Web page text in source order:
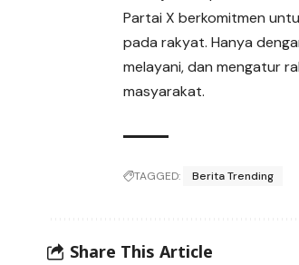
Partai X berkomitmen
pada rakyat. Hanya
melayani, dan mengatur
masyarakat.
TAGGED: Berita Trending
Share This Article